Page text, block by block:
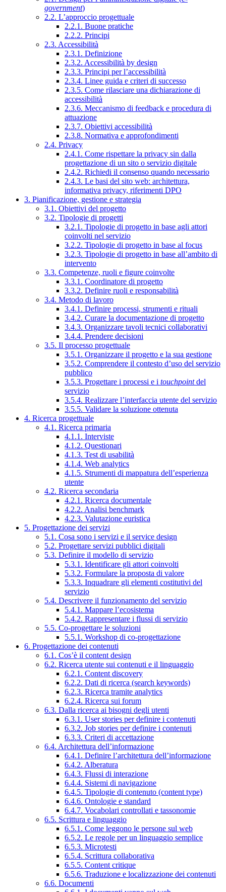
government)
2.2. L’approccio progettuale
2.2.1. Buone pratiche
2.2.2. Principi
2.3. Accessibilità
2.3.1. Definizione
2.3.2. Accessibilità by design
2.3.3. Principi per l’accessibilità
2.3.4. Linee guida e criteri di successo
2.3.5. Come rilasciare una dichiarazione di
accessibilità
2.3.6. Meccanismo di feedback e procedura di
attuazione
2.3.7. Obiettivi accessibilità
2.3.8. Normativa e approfondimenti
2.4. Privacy
2.4.1. Come rispettare la privacy sin dalla
progettazione di un sito o servizio digitale
2.4.2. Richiedi il consenso quando necessario
2.4.3. Le basi del sito web: architettura,
informativa privacy, riferimenti DPO
3. Pianificazione, gestione e strategia
3.1. Obiettivi del progetto
3.2. Tipologie di progetti
3.2.1. Tipologie di progetto in base agli attori
coinvolti nel servizio
3.2.2. Tipologie di progetto in base al focus
3.2.3. Tipologie di progetto in base all’ambito di
intervento
3.3. Competenze, ruoli e figure coinvolte
3.3.1. Coordinatore di progetto
3.3.2. Definire ruoli e responsabilità
3.4. Metodo di lavoro
3.4.1. Definire processi, strumenti e rituali
3.4.2. Curare la documentazione di progetto
3.4.3. Organizzare tavoli tecnici collaborativi
3.4.4. Prendere decisioni
3.5. Il processo progettuale
3.5.1. Organizzare il progetto e la sua gestione
3.5.2. Comprendere il contesto d’uso del servizio
pubblico
3.5.3. Progettare i processi e i touchpointdel
servizio
3.5.4. Realizzare l’interfaccia utente del servizio
3.5.5. Validare la soluzione ottenuta
4. Ricerca progettuale
4.1. Ricerca primaria
4.1.1. Interviste
4.1.2. Questionari
4.1.3. Test di usabilità
4.1.4. Web analytics
4.1.5. Strumenti di mappatura dell’esperienza
utente
4.2. Ricerca secondaria
4.2.1. Ricerca documentale
4.2.2. Analisi benchmark
4.2.3. Valutazione euristica
5. Progettazione dei servizi
5.1. Cosa sono i servizi e il service design
5.2. Progettare servizi pubblici digitali
5.3. Definire il modello di servizio
5.3.1. Identificare gli attori coinvolti
5.3.2. Formulare la proposta di valore
5.3.3. Inquadrare gli elementi costitutivi del
servizio
5.4. Descrivere il funzionamento del servizio
5.4.1. Mappare l’ecosistema
5.4.2. Rappresentare i flussi di servizio
5.5. Co-progettare le soluzioni
5.5.1. Workshop di co-progettazione
6. Progettazione dei contenuti
6.1. Cos’è il content design
6.2. Ricerca utente sui contenuti e il linguaggio
6.2.1. Content discovery
6.2.2. Dati di ricerca (search keywords)
6.2.3. Ricerca tramite analytics
6.2.4. Ricerca sui forum
6.3. Dalla ricerca ai bisogni degli utenti
6.3.1. User stories per definire i contenuti
6.3.2. Job stories per definire i contenuti
6.3.3. Criteri di accettazione
6.4. Architettura dell’informazione
6.4.1. Definire l’architettura dell’informazione
6.4.2. Alberatura
6.4.3. Flussi di interazione
6.4.4. Sistemi di navigazione
6.4.5. Tipologie di contenuto (content type)
6.4.6. Ontologie e standard
6.4.7. Vocabolari controllati e tassonomie
6.5. Scrittura e linguaggio
6.5.1. Come leggono le persone sul web
6.5.2. Le regole per un linguaggio semplice
6.5.3. Microtesti
6.5.4. Scrittura collaborativa
6.5.5. Content critique
6.5.6. Traduzione e localizzazione dei contenuti
6.6. Documenti